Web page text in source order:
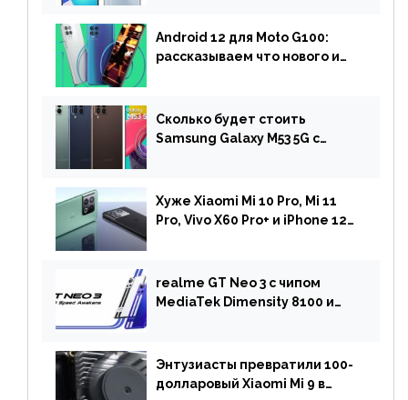
Android 12 для Moto G100:
рассказываем что нового и
Сколько будет стоить
Samsung Galaxy M53 5G с
Хуже Xiaomi Mi 10 Pro, Mi 11
Pro, Vivo X60 Pro+ и iPhone 12
OnePlus 10 Pro
realme GT Neo 3 с чипом
MediaTek Dimensity 8100 и
Энтузиасты превратили 100-
долларовый Xiaomi Mi 9 в